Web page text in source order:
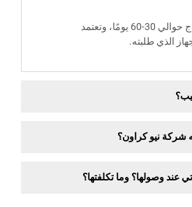
عادةً تكون مدة الإنتاج حوالي 30-60 يومًا، وتعتمد
الذي طلبته.
شركة نيو كراون؟
عند وصولها؟ وما تكلفتها؟